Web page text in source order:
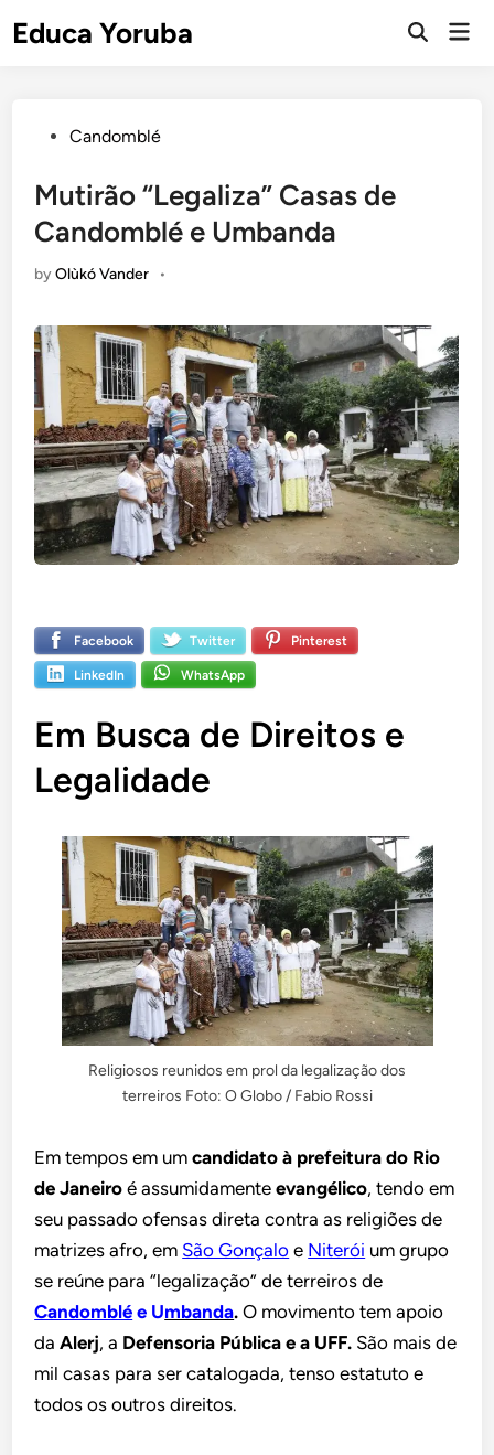
toEduca Yoruba
Open
PostedCandomblé
Mutirão “Legaliza” Casas de
Candomblé e Umbanda
byOlùkó Vander •
Facebook Twitter Pinterest
LinkedIn WhatsApp
Em Busca de Direitos e
Legalidade
Religiosos reunidos em prol da legalização dos
terreiros Foto: O Globo / Fabio Rossi
Em tempos em umcandidato à prefeitura do Rio
de Janeiro é assumidamenteevangélico, tendo em
seu passado ofensas direta contra as religiões de
matrizes afro, em São Gonçalo e Niterói um grupo
se reúne para “legalização” de terreiros de
Candomblé e Umbanda. O movimento tem apoio
daAlerj, a Defensoria Pública e a UFF. São mais de
mil casas para ser catalogada, tenso estatuto e
todos os outros direitos.